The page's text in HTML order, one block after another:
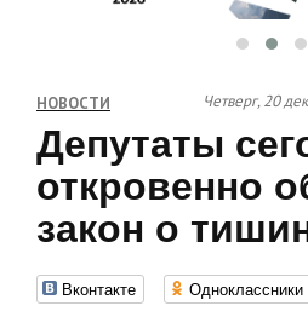
НОВОСТИ Четверг, 20
Депутаты
откровенно
закон о
Вконтакте Одноклассники